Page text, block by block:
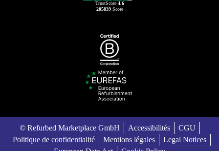
TrustScore 4.6
205839Score
© Refurbed Marketplace GmbH Accessibilités
CGU
Politique de confidentialité
Mentions légales
Legal Notices